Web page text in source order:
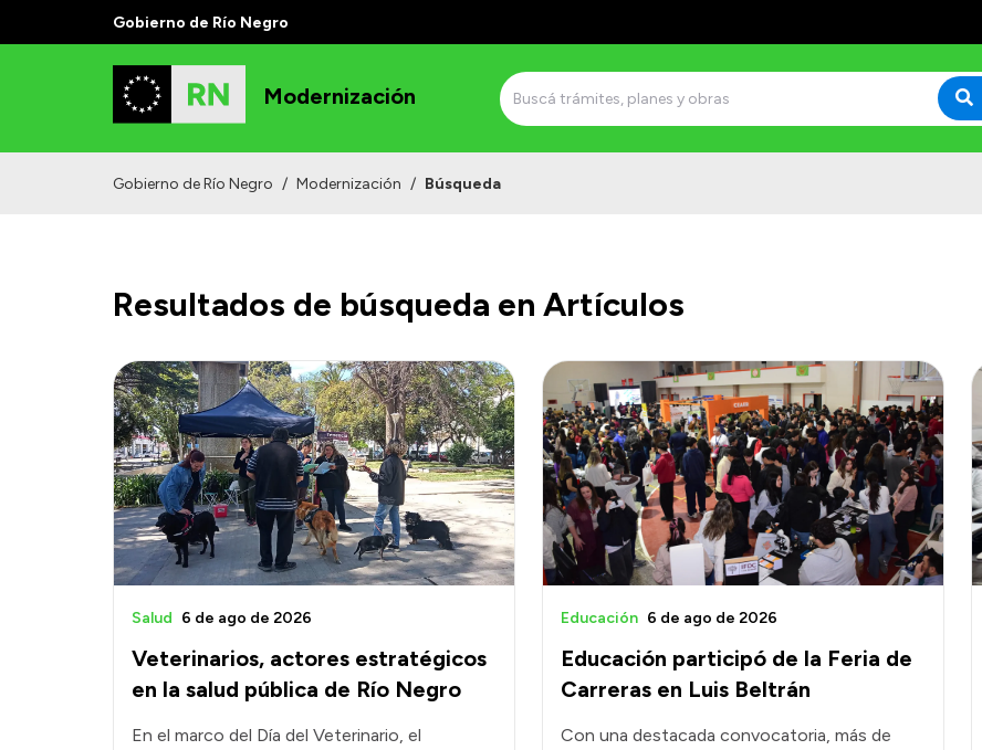
Gobierno de Río Negro
Modernización
Gobierno de Río Negro / Modernización / Búsqueda
Resultados de búsqueda en Artículos
Veterinarios, actores estratégicos
en la salud pública de Río Negro
Salud 6 de ago de 2026
En el marco del Día del Veterinario, el
Educación participó de la Feria de
Carreras en Luis Beltrán
Educación 6 de ago de 2026
Con una destacada convocatoria, más de